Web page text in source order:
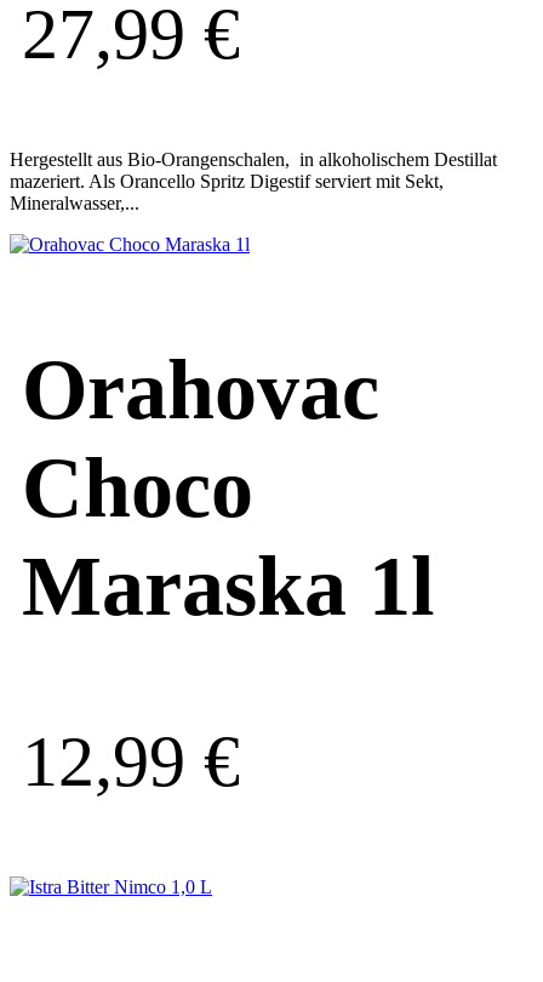
27,99 €
Hergestellt aus Bio-Orangenschalen, in alkoholischem Destillat
mazeriert. Als Orancello Spritz Digestif serviert mit Sekt,
Mineralwasser,...
Orahovac
Choco
Maraska 1l
12,99 €